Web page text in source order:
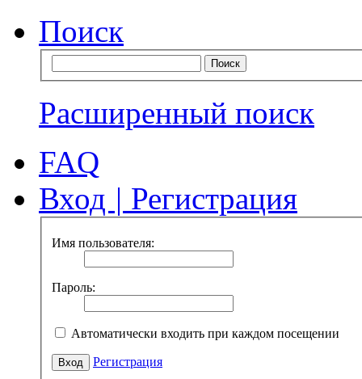
Поиск
Расширенный поиск
FAQ
Вход | Регистрация
Имя пользователя:
Пароль:
Автоматически входить при каждом посещении
Регистрация